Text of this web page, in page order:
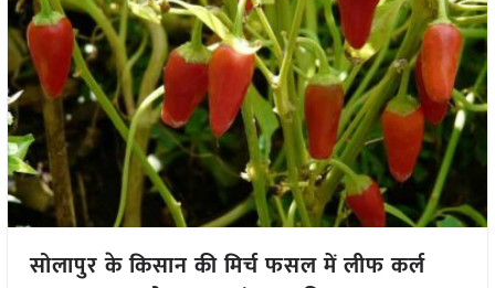
सोलापुर के किसान की मिर्च फसल में लीफ कर्ल